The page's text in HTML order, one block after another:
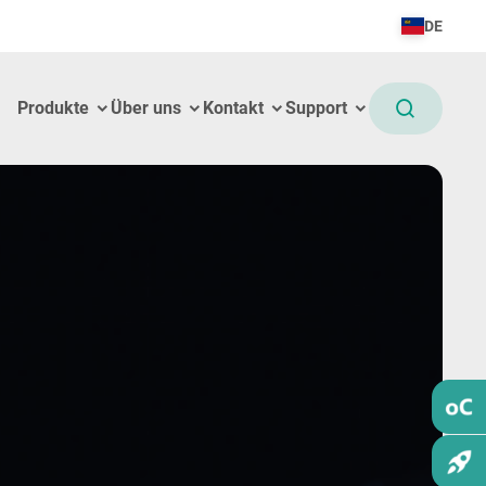
DE
Produkte Über uns Kontakt Support